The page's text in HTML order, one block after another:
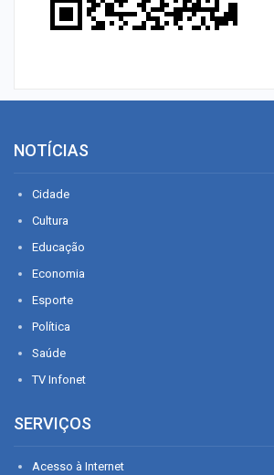
NOTÍCIAS
Cidade
Cultura
Educação
Economia
Esporte
Política
Saúde
TV Infonet
SERVIÇOS
Acesso à Internet